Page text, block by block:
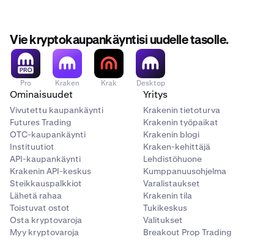
• Stablecoin-maksutaulukkoasovelletaan.
• Kauppaeivaikuta 30 päivän kaupankäyntivolyymiisi.
Jos valuuttaparissa on kaksi käteisvaluuttaa (esim.
EUR/USD):
• Stablecoin-maksutaulukkoa sovelletaan.
• Kauppaei vaikuta 30 päivän kaupankäyntivolyymiisi.
Jos valuuttapari on sidottu (esim.WBTC/BTC
• Vakaavaluuttojen hinnastoon voimassa.
• Kauppaeivaikuta 30 päivän kaupankäyntivolyymiisi
Vie kryptokaupankäyntisi uudelle tasolle.
Pro Kraken Krak Desktop
Ominaisuudet
Vivutettu kaupankäynti
Futures Trading
OTC-kaupankäynti
Instituutiot
API-kaupankäynti
Krakenin API-keskus
Steikkauspalkkiot
Lähetä rahaa
Toistuvat ostot
Osta kryptovaroja
Myy kryptovaroja
Yritys
Krakenin tietoturva
Krakenin työpaikat
Krakenin blogi
Kraken-kehittäjä
Lehdistöhuone
Kumppanuusohjelma
Varalistaukset
Krakenin tila
Tukikeskus
Valitukset
Breakout Prop Trading